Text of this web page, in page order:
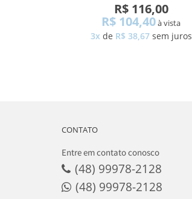
R$ 116,00
R$ 104,40à vista
3x de R$ 38,67 sem juros
CONTATO
Entre em contato conosco
(48) 99978-2128
(48) 99978-2128